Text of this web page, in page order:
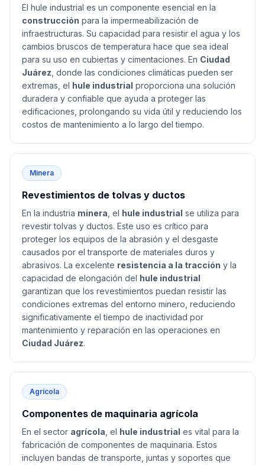
El hule industrial es un componente esencial en la
construcción para la impermeabilización de
infraestructuras. Su capacidad para resistir el agua y los
cambios bruscos de temperatura hace que sea ideal
para su uso en cubiertas y cimentaciones. En Ciudad
Juárez , donde las condiciones climáticas pueden ser
extremas, el hule industrial proporciona una solución
duradera y confiable que ayuda a proteger las
edificaciones, prolongando su vida útil y reduciendo los
costos de mantenimiento a lo largo del tiempo.
Minera
Revestimientos de tolvas y ductos
En la industria minera , el hule industrial se utiliza para
revestir tolvas y ductos. Este uso es crítico para
proteger los equipos de la abrasión y el desgaste
causados por el transporte de materiales duros y
abrasivos. La excelente resistencia a la tracción y la
capacidad de elongación del hule industrial
garantizan que los revestimientos puedan resistir las
condiciones extremas del entorno minero, reduciendo
significativamente el tiempo de inactividad por
mantenimiento y reparación en las operaciones en
Ciudad Juárez.
Agrícola
Componentes de maquinaria agrícola
En el sector agrícola , el hule industrial es vital para la
fabricación de componentes de maquinaria. Estos
incluyen bandas de transporte, juntas y soportes que